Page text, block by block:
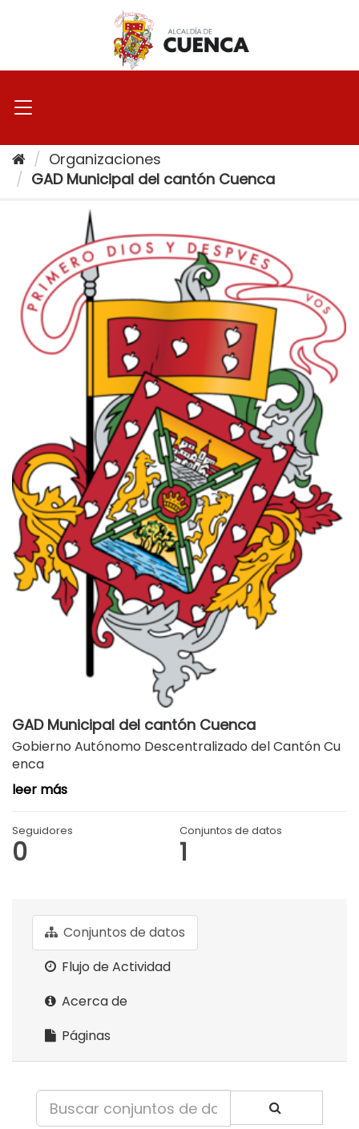
Organizaciones
GAD Municipal del cantón Cuenca
GAD Municipal del cantón Cuenca
Gobierno Autónomo Descentralizado del Cantón Cu
enca
leer más
Seguidores
0
Conjuntos de datos
1
Conjuntos de datos
Flujo de Actividad
Acerca de
Páginas